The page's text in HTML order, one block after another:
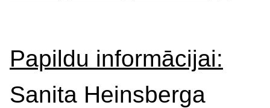
Papildu informācijai:
Sanita Heinsberga